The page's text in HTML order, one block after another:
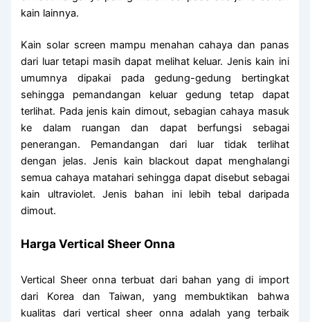
kain lainnya.
Kain solar screen mampu menahan cahaya dan panas
dari luar tetapi masih dapat melihat keluar. Jenis kain ini
umumnya dipakai pada gedung-gedung bertingkat
sehingga pemandangan keluar gedung tetap dapat
terlihat. Pada jenis kain dimout, sebagian cahaya masuk
ke dalam ruangan dan dapat berfungsi sebagai
penerangan. Pemandangan dari luar tidak terlihat
dengan jelas. Jenis kain blackout dapat menghalangi
semua cahaya matahari sehingga dapat disebut sebagai
kain ultraviolet. Jenis bahan ini lebih tebal daripada
dimout.
Harga Vertical Sheer Onna
Vertical Sheer onna terbuat dari bahan yang di import
dari Korea dan Taiwan, yang membuktikan bahwa
kualitas dari vertical sheer onna adalah yang terbaik